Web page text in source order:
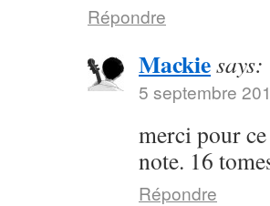
Répondre
Mackiesays:
5 septembre
merci pour
note. 16
Répondre